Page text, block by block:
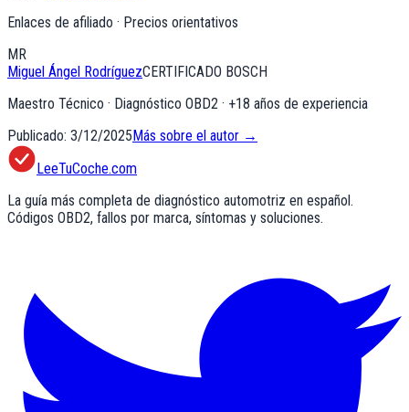
Enlaces de afiliado · Precios orientativos
MR
Miguel Ángel RodríguezCERTIFICADO BOSCH
Maestro Técnico · Diagnóstico OBD2 · +18 años de experiencia
Publicado: 3/12/2025Más sobre el autor →
LeeTuCoche.com
La guía más completa de diagnóstico automotriz en español.
Códigos OBD2, fallos por marca, síntomas y soluciones.